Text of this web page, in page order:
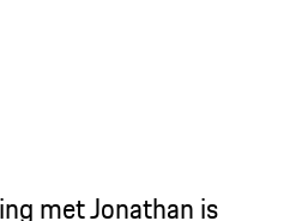
met Jonathan is